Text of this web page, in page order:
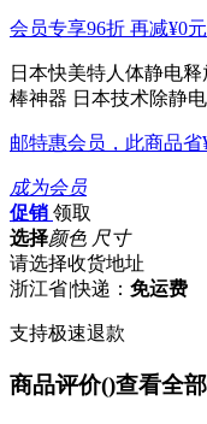
会员专享96折 再减¥0元
日本快美特人体静电
棒神器 日本技术除静
邮特惠会员，此商品省
成为会员
促销 领取
选择颜色 尺寸
请选择收货地址
浙江省|快递： 免运费
支持极速退款
商品评价()查看全